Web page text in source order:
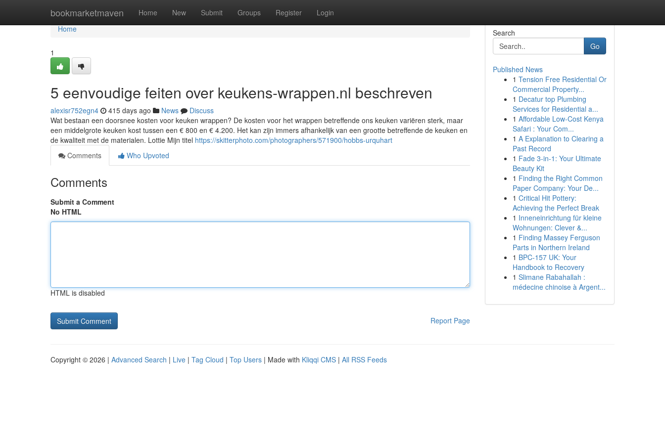
bookmarketmaven Home New Submit Groups Register Login
Home
Home
1
5 eenvoudige feiten over keukens-wrappen.nl beschreven
alexisr752egn4 415 days ago News
Discuss
Wat bestaan een doorsnee kosten voor keuken wrappen? De kosten voor het wrappen betreffende ons keuken variëren sterk, maar
een middelgrote keuken kost tussen een € 800 en € 4.200. Het kan zijn immers afhankelijk van een grootte betreffende de keuken en
de kwaliteit met de materialen. Lottie Mijn titel https://skitterphoto.com/photographers/571900/hobbs-urquhart
Comments
Who Upvoted
Comments
Submit a Comment
No HTML
HTML is disabled
Report Page
Search
Go
Published News
1 Tension Free Residential Or
Commercial Property...
1 Decatur top Plumbing
Services for Residential a...
1 Affordable Low-Cost Kenya
Safari : Your Com...
1 A Explanation to Clearing a
Past Record
1 Fade 3-in-1: Your Ultimate
Beauty Kit
1 Finding the Right Common
Paper Company: Your De...
1 Critical Hit Pottery:
Achieving the Perfect Break
1 Inneneinrichtung für kleine
Wohnungen: Clever &...
1 Finding Massey Ferguson
Parts in Northern Ireland
1 BPC-157 UK: Your
Handbook to Recovery
1 Slimane Rabahallah :
médecine chinoise à Argent...
Copyright © 2026 | Advanced Search | Live | Tag Cloud | Top Users | Made with Kliqqi CMS | All RSS Feeds